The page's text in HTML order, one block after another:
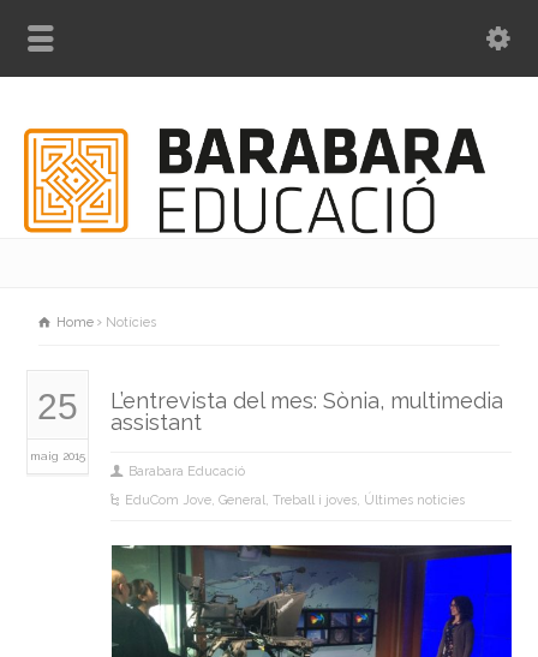
Home Notícies
25
maig 2015
L’entrevista del mes: Sònia, multimedia
assistant
Barabara Educació
EduCom Jove,General,Treball i joves, Últimes noticies